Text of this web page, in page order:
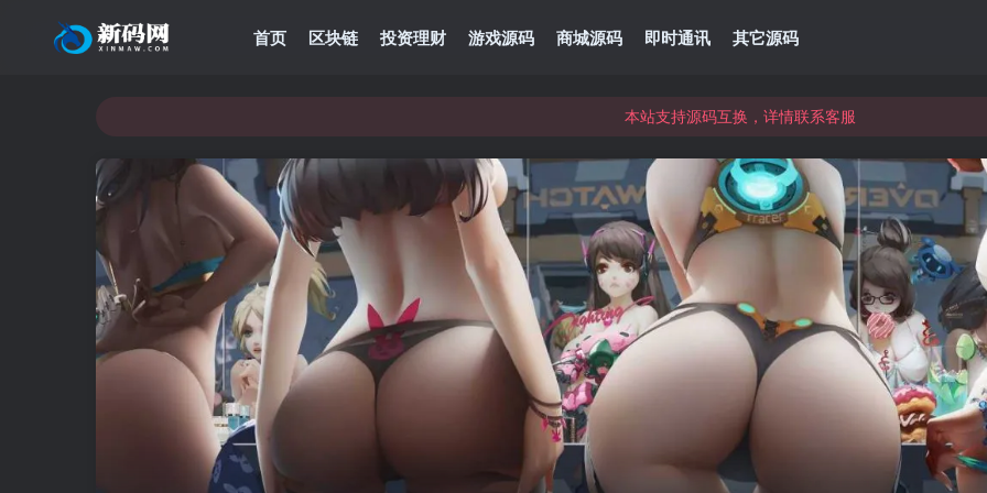
首页 区块链 投资理财 游戏源码 商城源码 即时通讯 其它源码
本站支持源码互换，详情联系客服
本站支持源码互换，详情联系客服